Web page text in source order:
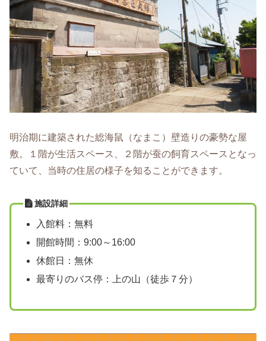
明治期に建築された総海鼠（なまこ）壁造りの豪勢な屋
敷。１階が生活スペース、２階が蚕の飼育スペースとなっ
ていて、当時の住居の様子を知ることができます。
施設詳細
入館料：無料
開館時間：9:00～16:00
休館日：無休
最寄りのバス停：上の山（徒歩７分）